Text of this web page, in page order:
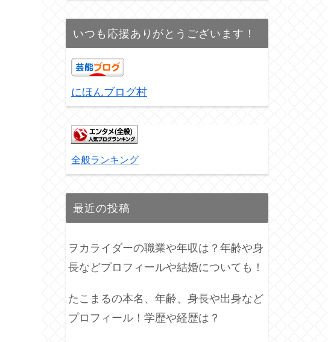
いつも応援ありがとうございます！
にほんブログ村
全般ランキング
最近の投稿
ヲカライダーの職業や年収は？年齢や身
長などプロフィールや結婚についても！
たこまるの本名、年齢、身長や出身など
プロフィール！学歴や経歴は？